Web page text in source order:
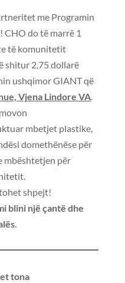
me Programin
CHO do të marrë 1
të komunitetit
shitur 2,75 dollarë
ushqimor GIANT që
Vjena Lindore VA.
mbetjet plastike,
domethënëse për
mbështetjen për
shpejt!
blini një çantë dhe
tona